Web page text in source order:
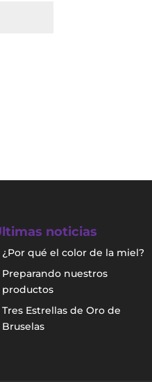
noticias
¿Por qué el color de la miel?
Preparando nuestros
productos
Tres Estrellas de Oro de
Bruselas